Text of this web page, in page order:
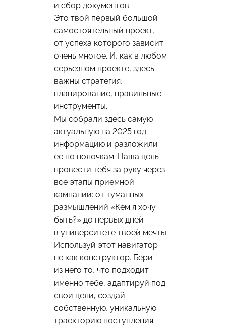
и сбор документов.
Это твой первый большой
самостоятельный проект,
от успеха которого зависит
очень многое. И, как в любом
серьезном проекте, здесь
важны стратегия,
планирование, правильные
инструменты.
Мы собрали здесь самую
актуальную на 2025 год
информацию и разложили
ее по полочкам. Наша цель —
провести тебя за руку через
все этапы приемной
кампании: от туманных
размышлений «Кем я хочу
быть?» до первых дней
в университете твоей мечты.
Используй этот навигатор
не как конструктор. Бери
из него то, что подходит
именно тебе, адаптируй под
свои цели, создай
собственную, уникальную
траекторию поступления.